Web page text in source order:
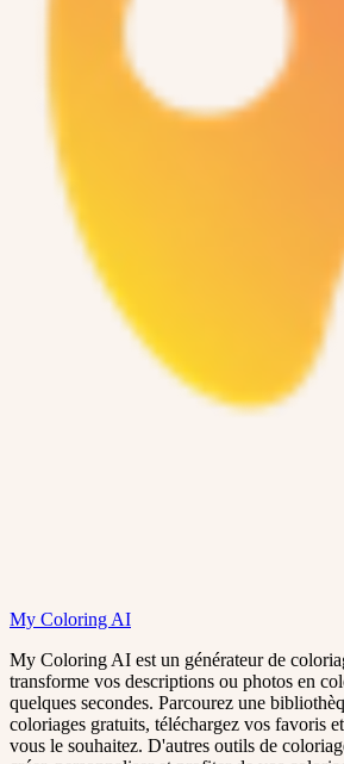
My Coloring AI
My Coloring AI est un générateur de
transforme vos descriptions ou photos en
quelques secondes. Parcourez une
coloriages gratuits, téléchargez vos favoris
vous le souhaitez. D'autres outils de